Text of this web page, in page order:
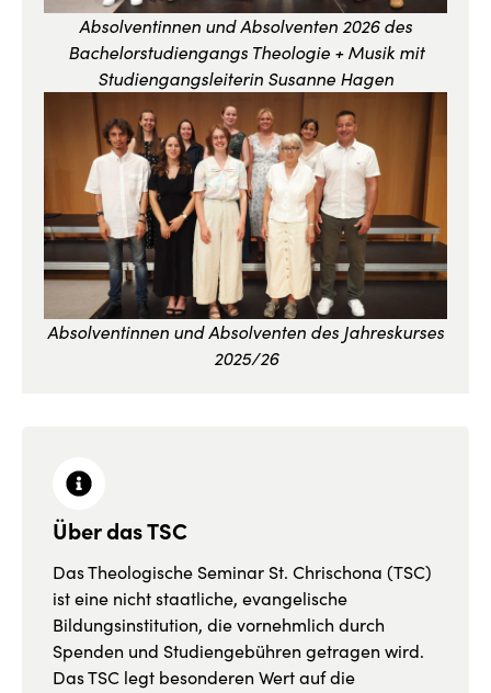
Absolventinnen und Absolventen 2026 des
Bachelorstudiengangs Theologie + Musik mit
Studiengangsleiterin Susanne Hagen
Absolventinnen und Absolventen des Jahreskurses
2025/26
Über das TSC
Das Theologische Seminar St. Chrischona (TSC)
ist eine nicht staatliche, evangelische
Bildungsinstitution, die vornehmlich durch
Spenden und Studiengebühren getragen wird.
Das TSC legt besonderen Wert auf die